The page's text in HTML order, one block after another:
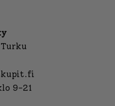
9-21